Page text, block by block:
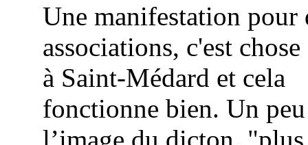
Une manifestation pour
associations, c'est
à Saint-Médard et cela
fonctionne bien. Un
l’image du dicton,